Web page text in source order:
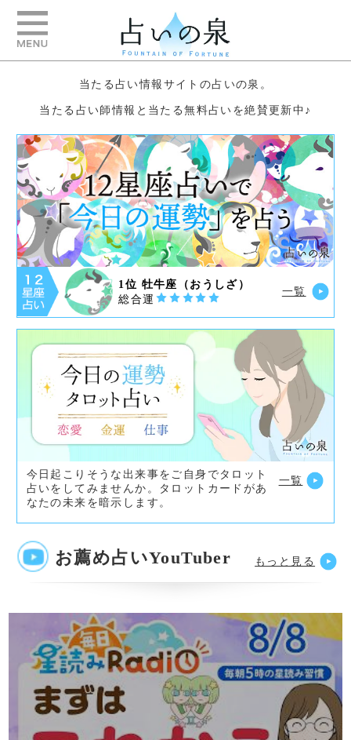
当たる占い情報サイトの占いの泉。
当たる占い師情報と当たる無料占いを絶賛更新中♪
1位 牡牛座（おうしざ）
総合運
一覧
今日起こりそうな出来事をご自身でタロット
占いをしてみませんか。タロットカードがあ
なたの未来を暗示します。
一覧
お薦め占いYouTuber もっと見る
【8/8の星読み】「内側から軽やかな力が湧い